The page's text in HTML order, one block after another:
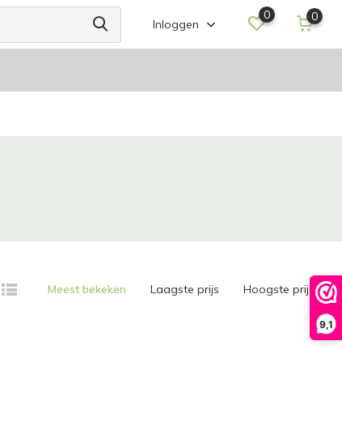
9,1
Inloggen
0 0
Meest bekeken Laagste prijs Hoogste prijs